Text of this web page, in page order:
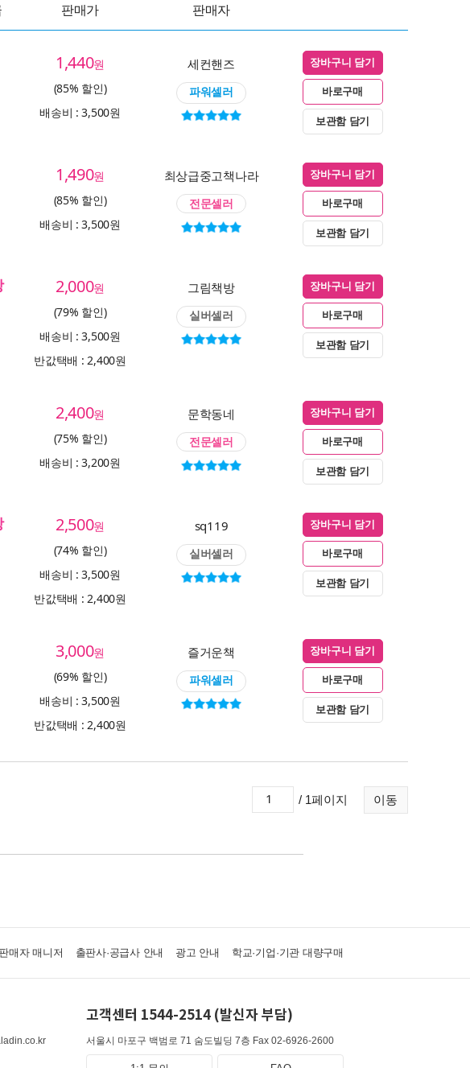
판매가 판매자
1,440원
(85% 할인)
배송비 : 3,500원
세컨핸즈
파워셀러
장바구니 담기
바로구매
보관함 담기
1,490원
(85% 할인)
배송비 : 3,500원
최상급중고책나라
전문셀러
장바구니 담기
바로구매
보관함 담기
2,000원
(79% 할인)
배송비 : 3,500원
반값택배 : 2,400원
그림책방
실버셀러
장바구니 담기
바로구매
보관함 담기
2,400원
(75% 할인)
배송비 : 3,200원
문학동네
전문셀러
장바구니 담기
바로구매
보관함 담기
2,500원
(74% 할인)
배송비 : 3,500원
반값택배 : 2,400원
sq119
실버셀러
장바구니 담기
바로구매
보관함 담기
3,000원
(69% 할인)
배송비 : 3,500원
반값택배 : 2,400원
즐거운책
파워셀러
장바구니 담기
바로구매
보관함 담기
이동
/ 1페이지
판매자 매니저 출판사·공급사 안내 광고 안내 학교·기업·기관 대량구매
고객센터 1544-2514 (발신자 부담)
서울시 마포구 백범로 71 숨도빌딩 7층 Fax 02-6926-2600